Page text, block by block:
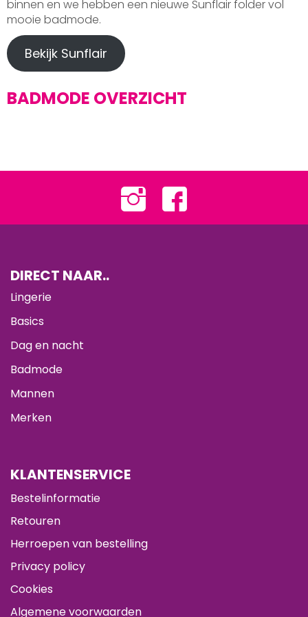
binnen en we hebben een nieuwe Sunflair folder vol
mooie badmode.
Bekijk Sunflair
BADMODE OVERZICHT
DIRECT NAAR..
Lingerie
Basics
Dag en nacht
Badmode
Mannen
Merken
KLANTENSERVICE
Bestelinformatie
Retouren
Herroepen van bestelling
Privacy policy
Cookies
Algemene voorwaarden